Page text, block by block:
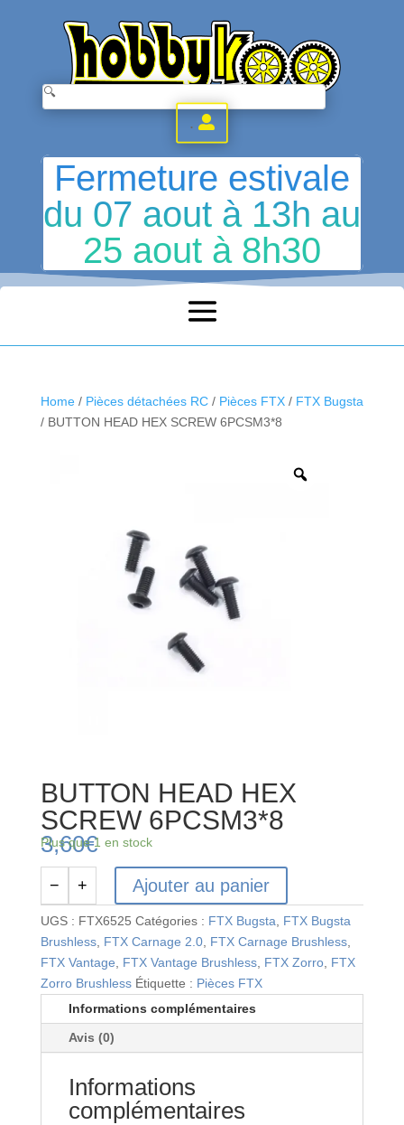
.
Fermeture estivale
du 07 aout à 13h au
25 aout à 8h30
Home/ Pièces détachées RC/ Pièces FTX/ FTX Bugsta
/ BUTTON HEAD HEX SCREW 6PCSM3*8
BUTTON HEAD HEX
SCREW 6PCSM3*8
3,60€
Plus que 1 en stock
quantité
de
BUTTON
HEAD
HEX
SCREW
− + Ajouter au panier
UGS : FTX6525 Catégories : FTX Bugsta
FTX Bugsta
Brushless, FTX Carnage 2.0, FTX Carnage Brushless,
FTX Vantage
FTX Vantage Brushless, FTX Zorro, FTX
Zorro Brushless Étiquette : Pièces FTX
Informations complémentaires
Avis (0)
Informations
complémentaires